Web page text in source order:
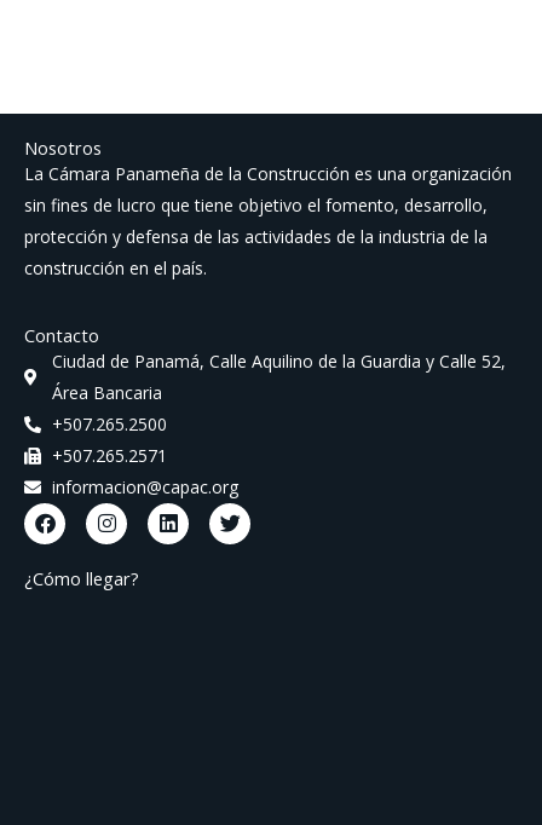
Nosotros
La Cámara Panameña de la Construcción es una organización
sin fines de lucro que tiene objetivo el fomento, desarrollo,
protección y defensa de las actividades de la industria de la
construcción en el país.
Contacto
Ciudad de Panamá, Calle Aquilino de la Guardia y Calle 52,
Área Bancaria
+507.265.2500
+507.265.2571
informacion@capac.org
F
a
c
e
b
I
n
s
t
a
L
i
n
T
w
i
¿Cómo llegar?